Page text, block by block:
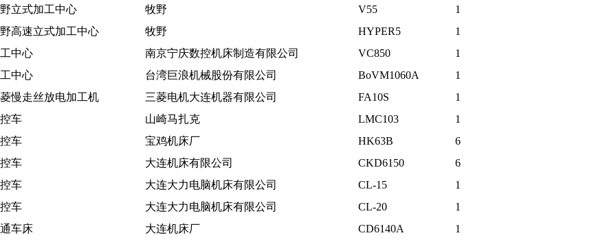
立式加工中心
牧野 V55
1
高速立式加工中心
牧野 HYPER5
1
中心
南京宁庆数控机床制造有限公司 VC850
1
中心
台湾巨浪机械股份有限公司 BoVM1060A
1
慢走丝放电加工机
三菱电机大连机器有限公司 FA10S
1
车
山崎马扎克 LMC103
1
车
宝鸡机床厂 HK63B
6
车
大连机床有限公司 CKD6150
6
车
大连大力电脑机床有限公司 CL-15
1
车
大连大力电脑机床有限公司 CL-20
1
车床
大连机床厂 CD6140A
1